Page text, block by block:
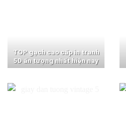
TOP gạch cao cấp in tranh
5D ấn tượng nhất hiện nay